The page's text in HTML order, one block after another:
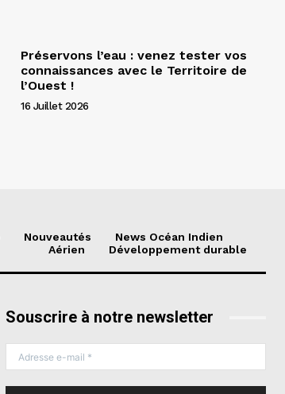
Préservons l’eau : venez tester vos
connaissances avec le Territoire de
l’Ouest !
16 Juillet 2026
Nouveautés
News Océan Indien
Aérien
Développement durable
Souscrire à notre newsletter